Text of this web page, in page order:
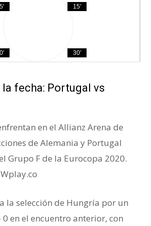
fecha: Portugal vs
en el Allianz Arena de
de Alemania y Portugal
Grupo F de la Eurocopa 2020.
la selección de Hungría por un
en el encuentro anterior, con